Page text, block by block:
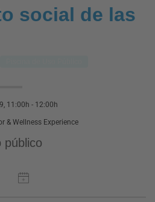
social de las
11:00h - 12:00h
& Wellness Experience
público